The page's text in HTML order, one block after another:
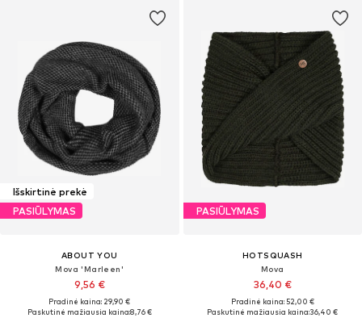
Išskirtinė prekė
PASIŪLYMAS
ABOUT YOU
Mova 'Marleen'
9,56 €
Pradinė kaina: 29,90 €
Paskutinė mažiausia kaina:8,76 €
PASIŪLYMAS
HOTSQUASH
Mova
36,40 €
Pradinė kaina: 52,00 €
Paskutinė mažiausia kaina:36,40 €